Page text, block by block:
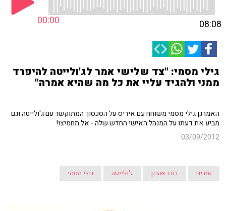
00:00 08:08
גילי מסמי: "צד שלישי אמר לג'ולייטה להיפרד
ממני ולהגיד עליי את כל מה שהיא אמרה"
האמרגן גילי מסמי משוחח עם איריס על הסכסוך המתוקשר עם ג'ולייטה וגם
מביע את דעתו על המנהל האישי החדש שלה - אל תחמיצו!
03/09/2012
זמרים דודו אהרון ג'ולייטה גילי מסמי